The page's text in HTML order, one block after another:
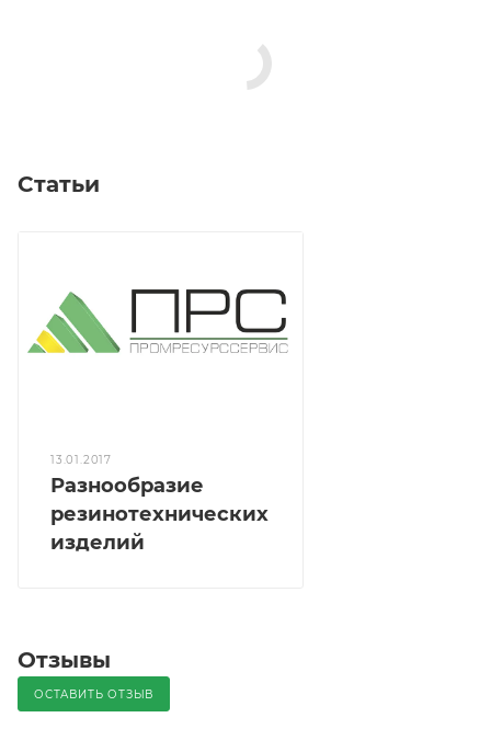
Статьи
13.01.2017
Разнообразие
резинотехнических
изделий
Отзывы
ОСТАВИТЬ ОТЗЫВ